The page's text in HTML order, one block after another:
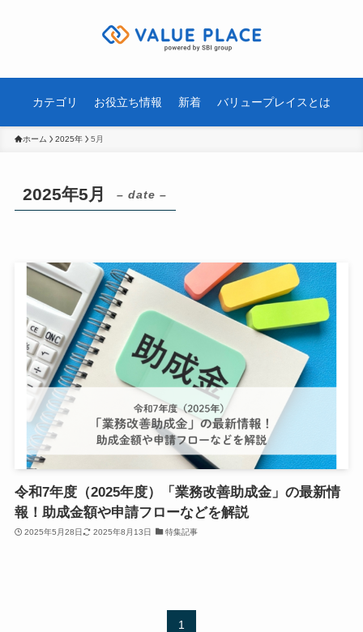
カテゴリ お役立ち情報 新着 バリュープレイスとは
ホーム 2025年 5月
2025年5月 – date –
令和7年度（2025年度）「業務改善助成金」の最新情
報！助成金額や申請フローなどを解説
2025年5月28日 2025年8月13日 特集記事
1